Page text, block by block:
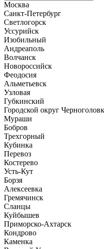
Москва
Санкт-Петербург
Светлогорск
Уссурийск
Изобильный
Андреаполь
Волчанск
Новороссийск
Феодосия
Альметьевск
Узловая
Губкинский
Городской округ
Мураши
Бобров
Трехгорный
Кубинка
Перевоз
Костерево
Усть-Кут
Борзя
Алексеевка
Гремячинск
Сланцы
Куйбышев
Приморско-Ахтарск
Кондрово
Каменка